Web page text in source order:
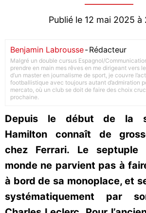
Publié le 12 mai 2025 à
Benjamin Labrousse-Rédacteur
Malgré un double cursus Espagnol/
prendre en main mes rêves en me dirigeant vers
d’un master en journalisme de sport, je couvre
footballistique avec toujours autant d’admiration
mercato, où un club se doit de faire des choix
prochaine.
Depuis le début de la
Hamilton connaît de
chez Ferrari. Le septuple
monde ne parvient pas à
à bord de sa monoplace, et
systématiquement par